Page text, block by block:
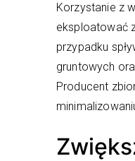
Korzystanie z
eksploatować
przypadku
gruntowych
Producent